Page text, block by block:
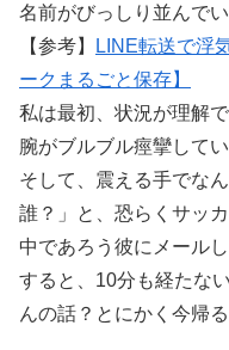
名前がびっしり並んでい
【参考】
LINE転送で浮
ークまるごと保存】
私は最初、状況が理解
腕がブルブル痙攣して
そして、震える手でな
誰？」と、恐らくサッ
中であろう彼にメールし
すると、10分も経たな
んの話？とにかく今帰